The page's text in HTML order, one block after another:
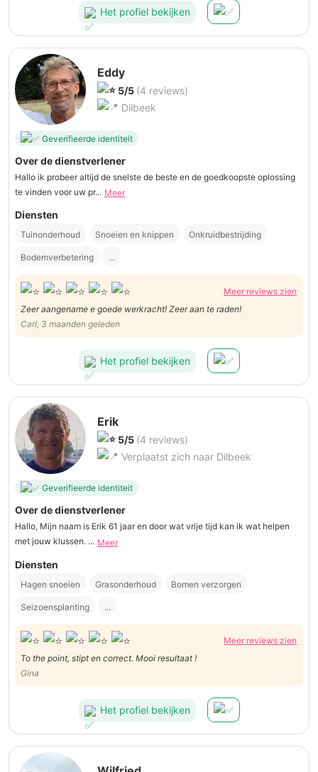
Het profiel bekijken
Eddy
5/5 (4 reviews)
Dilbeek
Geverifieerde identiteit
Over de dienstverlener
Hallo ik probeer altijd de snelste de beste en de goedkoopste oplossing
te vinden voor uw pr... Meer
Diensten
Tuinonderhoud Snoeien en knippen Onkruidbestrijding
Bodemverbetering ...
Meer reviews zien
Zeer aangename e goede werkracht! Zeer aan te raden!
Carl, 3 maanden geleden
Het profiel bekijken
Erik
5/5 (4 reviews)
Verplaatst zich naar Dilbeek
Geverifieerde identiteit
Over de dienstverlener
Hallo, Mijn naam is Erik 61 jaar en door wat vrije tijd kan ik wat helpen
met jouw klussen. ... Meer
Diensten
Hagen snoeien Grasonderhoud Bomen verzorgen
Seizoensplanting ...
Meer reviews zien
To the point, stipt en correct. Mooi resultaat !
Gina
Het profiel bekijken